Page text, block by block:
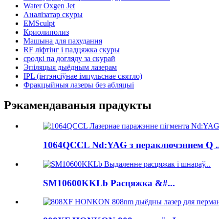
Water Oxgen Jet
Аналізатар скуры
EMSculpt
Криолиполиз
Машына для пахудання
RF ліфтінг і падцяжка скуры
сродкі па догляду за скурай
Эпіляцыя дыёдным лазерам
IPL (інтэнсіўнае імпульснае святло)
Фракцыйныя лазеры без абляцыі
Рэкамендаваныя прадукты
1064QCCL Nd:YAG з пераключэннем Q
SM10600KKLb Расцяжка &#...